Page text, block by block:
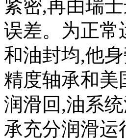
紧密,再由瑞
误差。为正常
和油封均,他
精度轴承和美
润滑回,油系
承充分润滑运